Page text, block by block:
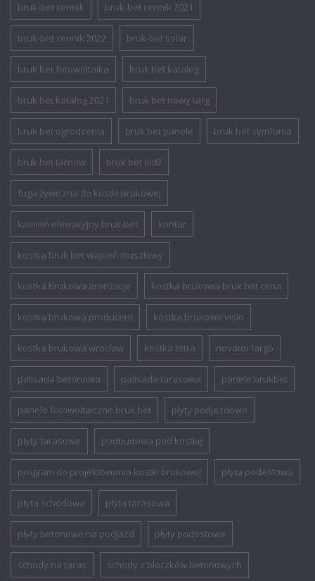
bruk-bet cennik bruk-bet cennik 2021
bruk-bet cennik 2022 bruk-bet solar
bruk bet fotowoltaika bruk bet katalog
bruk bet katalog 2021 bruk bet nowy targ
bruk bet ogrodzenia bruk bet panele bruk bet symfonia
bruk bet tarnow bruk bet łódź
fuga żywiczna do kostki brukowej
kamień elewacyjny bruk-bet kontur
kostka bruk bet wapień muszlowy
kostka brukowa aranżacje kostka brukowa bruk bet cena
kostka brukowa producent kostka brukowa visio
kostka brukowa wrocław kostka tetra novator largo
palisada betonowa palisada tarasowa panele brukbet
panele fotowoltaiczne bruk bet plyty podjazdowe
plyty tarasowe podbudowa pod kostkę
program do projektowania kostki brukowej płyta podestowa
płyta schodowa płyta tarasowa
płyty betonowe na podjazd płyty podestowe
schody na taras schody z bloczków betonowych